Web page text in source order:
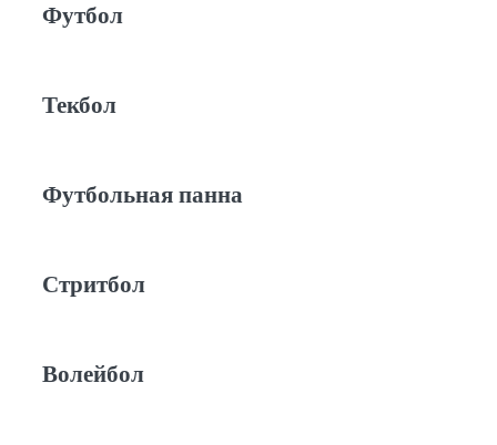
Футбол
Текбол
Футбольная панна
Стритбол
Волейбол